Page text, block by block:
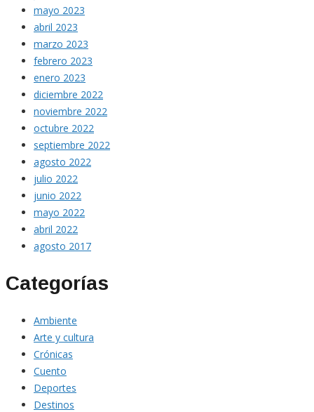
mayo 2023
abril 2023
marzo 2023
febrero 2023
enero 2023
diciembre 2022
noviembre 2022
octubre 2022
septiembre 2022
agosto 2022
julio 2022
junio 2022
mayo 2022
abril 2022
agosto 2017
Categorías
Ambiente
Arte y cultura
Crónicas
Cuento
Deportes
Destinos